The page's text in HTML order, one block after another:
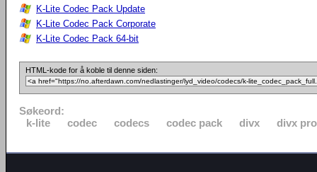
K-Lite Codec Pack Update
K-Lite Codec Pack Corporate
K-Lite Codec Pack 64-bit
HTML-kode for å koble til denne siden:
Søkeord:
k-lite
codec codecs codec pack divx divx pro